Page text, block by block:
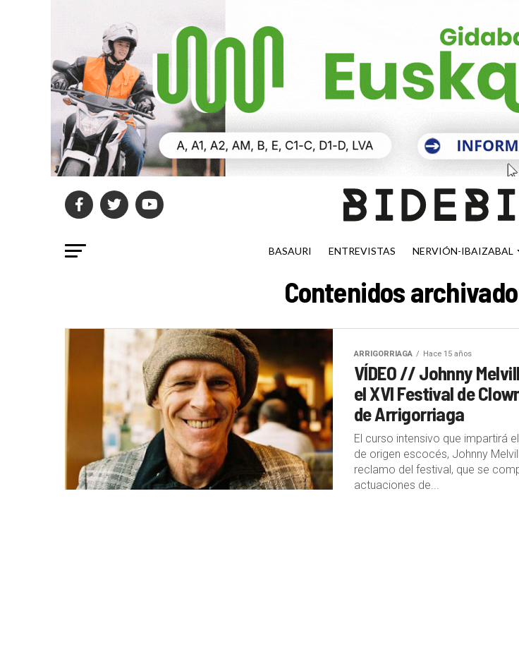
BASAURI ENTREVISTAS NERVIÓN-IBAIZABAL
Contenidos
ARRIGORRIAGA Hace 15 años
VÍDEO // Johnny
el XVI Festival de
de Arrigorriaga
El curso intensivo que impartirá
de origen escocés, Johnny
reclamo del festival, que se
actuaciones de...